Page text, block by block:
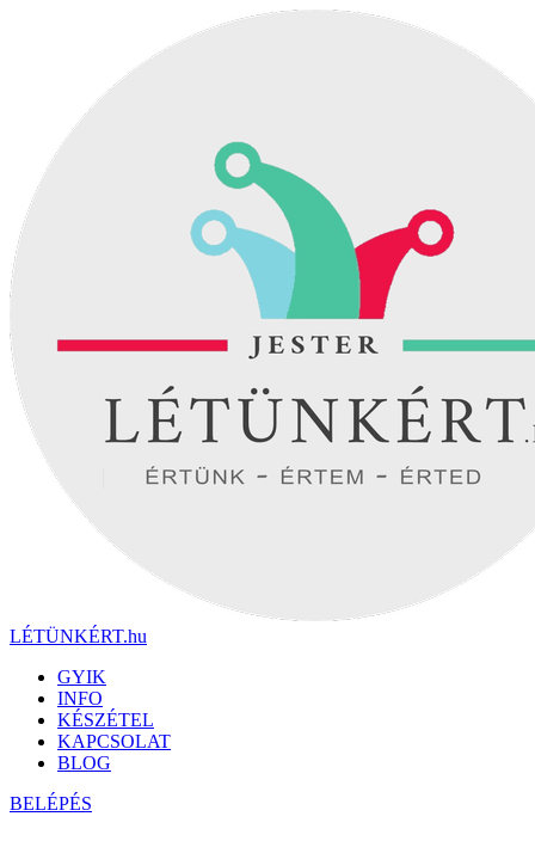
LÉTÜNKÉRT.hu
GYIK
INFO
KÉSZÉTEL
KAPCSOLAT
BLOG
BELÉPÉS